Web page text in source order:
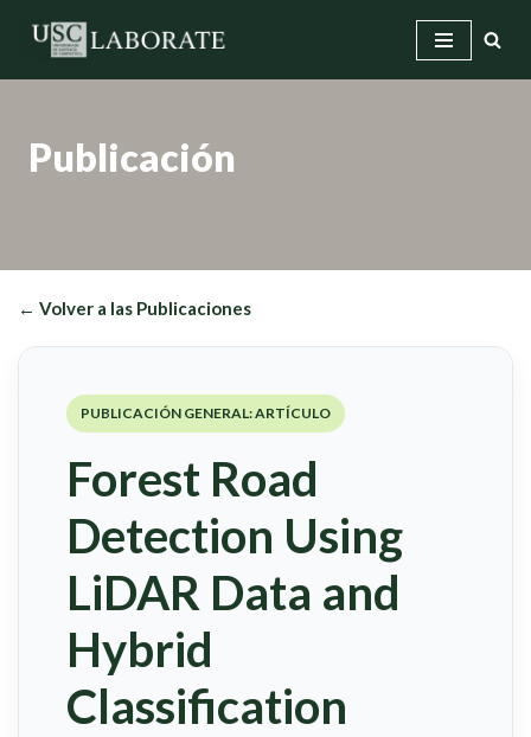
Saltar
Publicación
← Volver a las Publicaciones
PUBLICACIÓN GENERAL: ARTÍCULO
Forest Road
Detection Using
LiDAR Data and
Hybrid
Classification